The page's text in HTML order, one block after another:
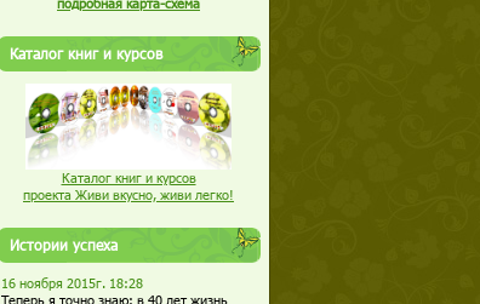
Каталог книг и курсов
Каталог книг и курсов
проекта Живи вкусно, живи легко!
Истории успеха
16 ноября 2015г. 18:28
Теперь я точно знаю: в 40 лет жизнь